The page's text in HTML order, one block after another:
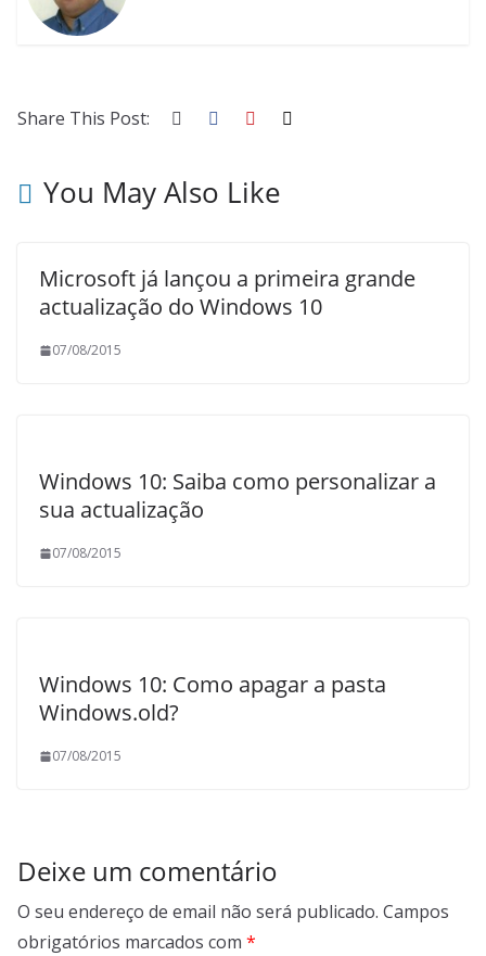
Share This Post:
You May Also Like
Microsoft já lançou a primeira grande
actualização do Windows 10
07/08/2015
Windows 10: Saiba como personalizar a
sua actualização
07/08/2015
Windows 10: Como apagar a pasta
Windows.old?
07/08/2015
Deixe um comentário
O seu endereço de email não será publicado. Campos
obrigatórios marcados com *